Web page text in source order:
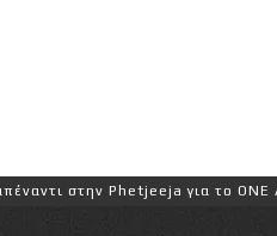
Phetjeeja για το ONE